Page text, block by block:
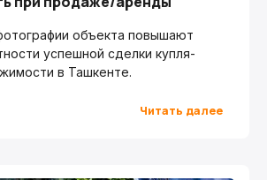
объекта повышают
успешной сделки купля-
в Ташкенте.
Читать далее